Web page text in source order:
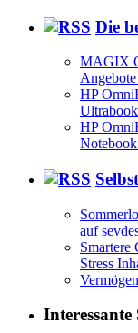
Die
MAGIX
HP
HP
auf
Smartere
Stress
Interessante